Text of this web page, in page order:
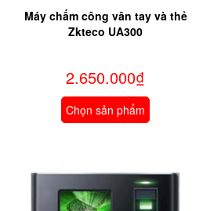
Máy chấm công vân tay và thẻ
Zkteco UA300
2.650.000₫
Chọn sản phẩm